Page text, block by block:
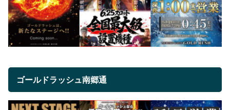
ゴールドラッシュ南郷通